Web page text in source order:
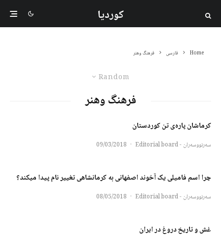
کوردیا
Home فارسی فرهنگ وهنر
Random
فرهنگ وهنر
كرماشان پارەى تن كوردستان
سەرنووسەران - Editorial board ·
09/03/2018
چرا اسم فامیلی یک آخوند اصفهانی به کرمانشاهی تغییر نام پیدا میکند؟
سەرنووسەران - Editorial board ·
08/05/2018
غش و تاریخ دروغ در ایران